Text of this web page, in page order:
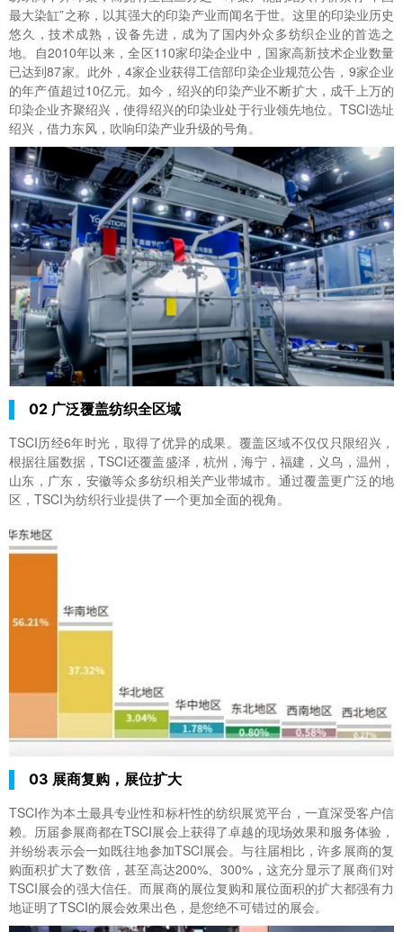
最大染缸”之称，以其强大的印染产业而闻名于世。这里的印染业历史
悠久，技术成熟，设备先进，成为了国内外众多纺织企业的首选之
地。自2010年以来，全区110家印染企业中，国家高新技术企业数量
已达到87家。此外，4家企业获得工信部印染企业规范公告，9家企业
的年产值超过10亿元。如今，绍兴的印染产业不断扩大，成千上万的
印染企业齐聚绍兴，使得绍兴的印染业处于行业领先地位。TSCI选址
绍兴，借力东风，吹响印染产业升级的号角。
02 广泛覆盖纺织全区域
TSCI历经6年时光，取得了优异的成果。覆盖区域不仅仅只限绍兴，
根据往届数据，TSCI还覆盖盛泽，杭州，海宁，福建，义乌，温州，
山东，广东，安徽等众多纺织相关产业带城市。通过覆盖更广泛的地
区，TSCI为纺织行业提供了一个更加全面的视角。
03 展商复购，展位扩大
TSCI作为本土最具专业性和标杆性的纺织展览平台，一直深受客户信
赖。历届参展商都在TSCI展会上获得了卓越的现场效果和服务体验，
并纷纷表示会一如既往地参加TSCI展会。与往届相比，许多展商的复
购面积扩大了数倍，甚至高达200%、300%，这充分显示了展商们对
TSCI展会的强大信任。而展商的展位复购和展位面积的扩大都强有力
地证明了TSCI的展会效果出色，是您绝不可错过的展会。